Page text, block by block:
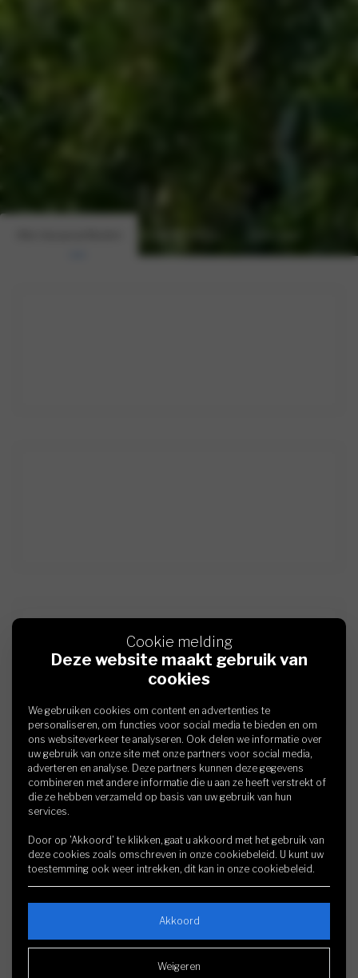
Cookie melding
Deze website maakt gebruik van
cookies
We gebruiken cookies om content en advertenties te
personaliseren, om functies voor social media te bieden en om
ons websiteverkeer te analyseren. Ook delen we informatie over
uw gebruik van onze site met onze partners voor social media,
adverteren en analyse. Deze partners kunnen deze gegevens
combineren met andere informatie die u aan ze heeft verstrekt of
die ze hebben verzameld op basis van uw gebruik van hun
services.
Door op 'Akkoord' te klikken, gaat u akkoord met het gebruik van
deze cookies zoals omschreven in onze cookiebeleid . U kunt uw
toestemming ook weer intrekken, dit kan in onze cookiebeleid
Akkoord
Weigeren